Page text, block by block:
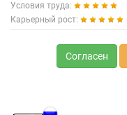
Условия труда:
Карьерный рост:
Согласен